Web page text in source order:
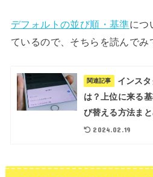
デフォルトの並び順・基準につ
ているので、そちらを読んでみ
関連記事
インス
は？上位に来る
び替える方法ま
2024.02.19